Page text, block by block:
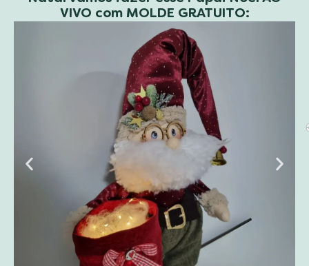
VIVO com MOLDE GRATUITO: